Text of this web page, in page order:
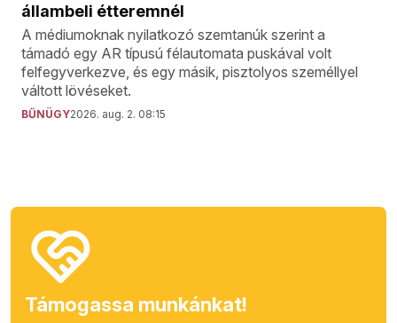
állambeli étteremnél
A médiumoknak nyilatkozó szemtanúk szerint a
támadó egy AR típusú félautomata puskával volt
felfegyverkezve, és egy másik, pisztolyos személlyel
váltott lövéseket.
BŰNÜGY2026. aug. 2. 08:15
Támogassa munkánkat!